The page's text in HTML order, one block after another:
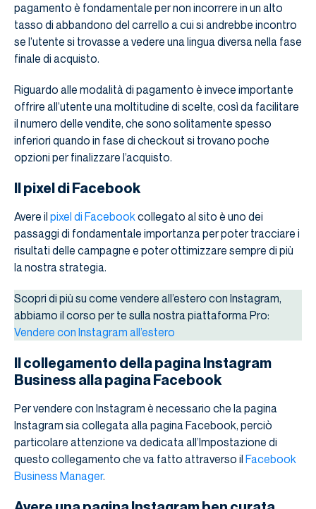
pagamento è fondamentale per non incorrere in un alto
tasso di abbandono del carrello a cui si andrebbe incontro
se l’utente si trovasse a vedere una lingua diversa nella fase
finale di acquisto.
Riguardo alle modalità di pagamento è invece importante
offrire all’utente una moltitudine di scelte, così da facilitare
il numero delle vendite, che sono solitamente spesso
inferiori quando in fase di checkout si trovano poche
opzioni per finalizzare l’acquisto.
Il pixel di Facebook
Avere il pixel di Facebookcollegato al sito è uno dei
passaggi di fondamentale importanza per poter tracciare i
risultati delle campagne e poter ottimizzare sempre di più
la nostra strategia.
Scopri di più su come vendere all’estero con Instagram,
abbiamo il corso per te sulla nostra piattaforma Pro:
Vendere con Instagram all’estero
Il collegamento della pagina Instagram
Business alla pagina Facebook
Per vendere con Instagram è necessario che la pagina
Instagram sia collegata alla pagina Facebook, perciò
particolare attenzione va dedicata all’Impostazione di
questo collegamento che va fatto attraverso il Facebook
Business Manager.